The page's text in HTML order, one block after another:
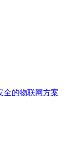
全的物联网方案